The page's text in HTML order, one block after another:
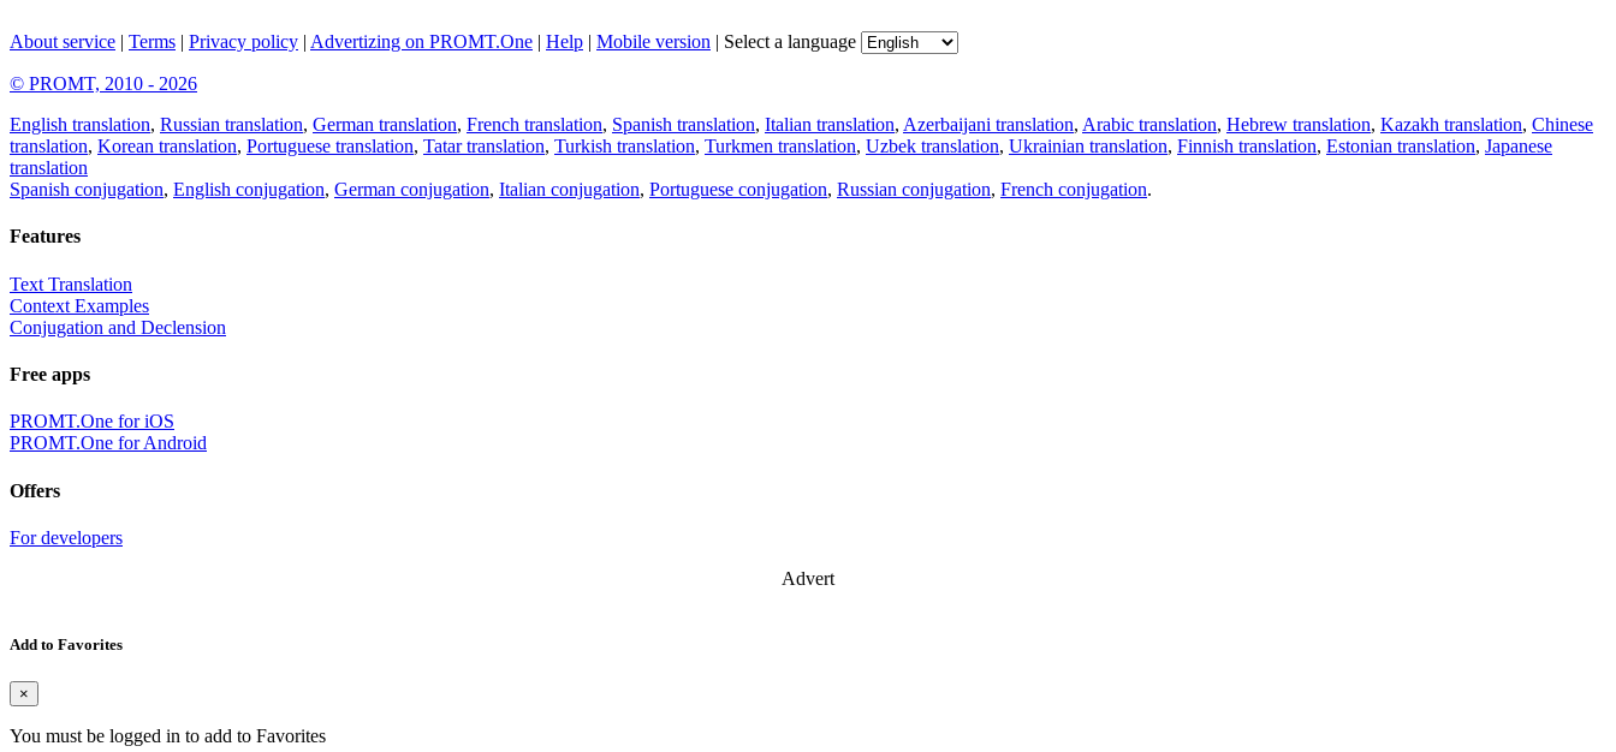
About service | Terms | Privacy policy | Advertizing on PROMT.One | Help | Mobile version | Select a language
© PROMT, 2010 - 2026
English translation, Russian translation, German translation, French translation, Spanish translation, Italian translation, Azerbaijani translation, Arabic translation, Hebrew translation, Kazakh translation, Chinese
translation, Korean translation, Portuguese translation, Tatar translation, Turkish translation, Turkmen translation, Uzbek translation, Ukrainian translation, Finnish translation, Estonian translation, Japanese
translation
Spanish conjugation, English conjugation, German conjugation, Italian conjugation, Portuguese conjugation, Russian conjugation, French conjugation.
Features
Text Translation
Context Examples
Conjugation and Declension
Free apps
PROMT.One for iOS
PROMT.One for Android
Offers
For developers
Advert
Add to Favorites
×
You must be logged in to add to Favorites